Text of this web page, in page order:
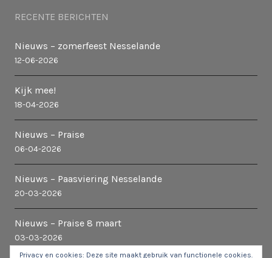
RECENTE BERICHTEN
Nieuws – zomerfeest Nesselande
12-06-2026
Kijk mee!
18-04-2026
Nieuws – Praise
06-04-2026
Nieuws – Paasviering Nesselande
20-03-2026
Nieuws – Praise 8 maart
03-03-2026
Privacy en cookies: Deze site maakt gebruik van functionele cookies.